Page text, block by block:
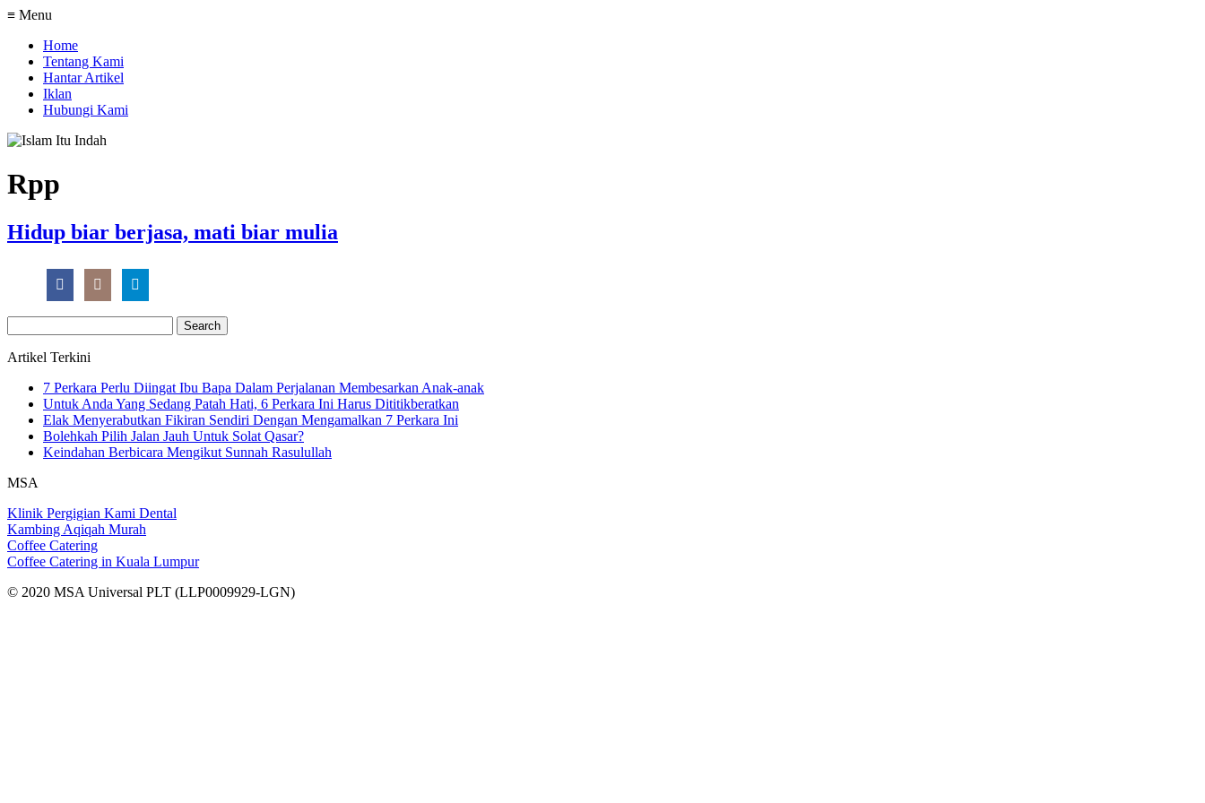
≡ Menu
Home
Tentang Kami
Hantar Artikel
Iklan
Hubungi Kami
Rpp
Hidup biar berjasa, mati biar mulia
for:
Artikel Terkini
7 Perkara Perlu Diingat Ibu Bapa Dalam Perjalanan Membesarkan Anak-anak
Untuk Anda Yang Sedang Patah Hati, 6 Perkara Ini Harus Dititikberatkan
Elak Menyerabutkan Fikiran Sendiri Dengan Mengamalkan 7 Perkara Ini
Bolehkah Pilih Jalan Jauh Untuk Solat Qasar?
Keindahan Berbicara Mengikut Sunnah Rasulullah
MSA
Klinik Pergigian Kami Dental
Kambing Aqiqah Murah
Coffee Catering
Coffee Catering in Kuala Lumpur
© 2020 MSA Universal PLT (LLP0009929-LGN)